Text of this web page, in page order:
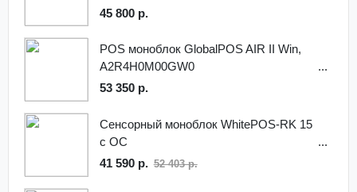
Quad-Core Processor DDR3L-4GB
45 800 р.
POS моноблок GlobalPOS AIR II Win,
A2R4H0M00GW0
53 350 р.
Сенсорный моноблок WhitePOS-RK 15
с ОС
41 590 р. 52 403 р.